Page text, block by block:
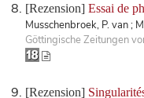
[Rezension] Essai de
Musschenbroek, P. van ;
Göttingische Zeitungen
[Rezension]